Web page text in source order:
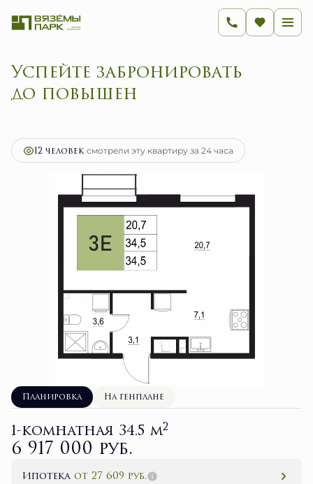
Успейте забронировать
1-комнатная34.5 м2
6 917 000 руб.
Ипотекаот 27 609 руб.
На генплане
1-комнатная 34.5 м2
6 917 000 руб.
Ипотекаот 27 609 руб.
Номер квартиры